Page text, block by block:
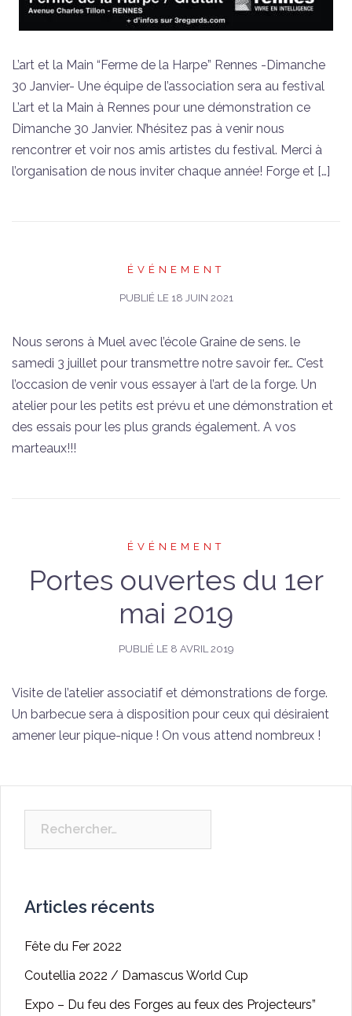
L’art et la Main “Ferme de la Harpe” Rennes -Dimanche
30 Janvier- Une équipe de l’association sera au festival
L’art et la Main à Rennes pour une démonstration ce
Dimanche 30 Janvier. N’hésitez pas à venir nous
rencontrer et voir nos amis artistes du festival. Merci à
l’organisation de nous inviter chaque année! Forge et […]
ÉVÉNEMENT
PUBLIÉ LE 18 JUIN 2021
Nous serons à Muel avec l’école Graine de sens. le
samedi 3 juillet pour transmettre notre savoir fer… C’est
l’occasion de venir vous essayer à l’art de la forge. Un
atelier pour les petits est prévu et une démonstration et
des essais pour les plus grands également. A vos
marteaux!!!
ÉVÉNEMENT
Portes ouvertes du 1er
mai 2019
PUBLIÉ LE 8 AVRIL 2019
Visite de l’atelier associatif et démonstrations de forge.
Un barbecue sera à disposition pour ceux qui désiraient
amener leur pique-nique ! On vous attend nombreux !
Articles récents
Fête du Fer 2022
Coutellia 2022 / Damascus World Cup
Expo – Du feu des Forges au feux des Projecteurs”